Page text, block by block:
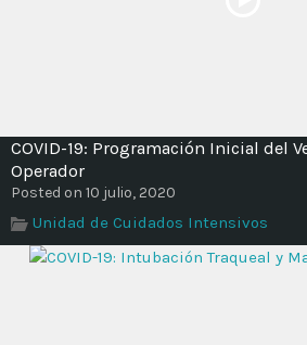
COVID-19: Programación Inicial del
Operador
Posted on 10 julio, 2020
Unidad de Cuidados Intensivos